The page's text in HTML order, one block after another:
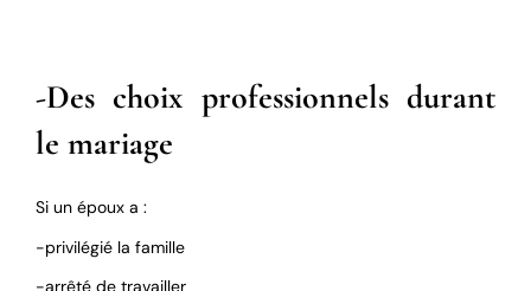
-Des choix professionnels durant
le mariage
Si un époux a :
-privilégié la famille
-arrêté de travailler